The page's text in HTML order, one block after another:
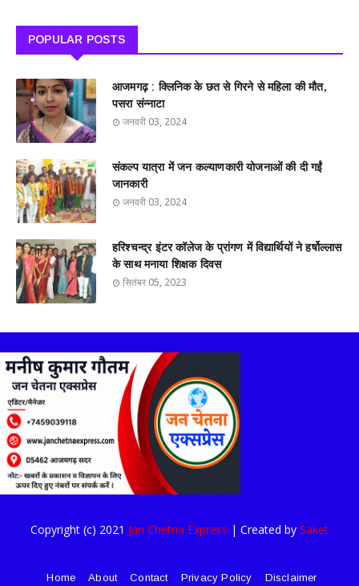
POPULAR POSTS
आजमगढ़ : क्लिनिक के छत से गिरने से महिला की मौत,
पसरा संन्नाटा
जनवरी 03, 2024
संकल्प यात्रा में जन कल्याणकारी योजनाओं की दी गईं
जानकारी
जनवरी 03, 2024
हरिश्चन्द्र इंटर कॉलेज के प्रांगण में विद्यार्थियों ने हर्षोल्लास
के साथ मनाया शिक्षक दिवस
सितंबर 05, 2023
Copyright (c) 2021 Jan Chetna Express | Created by Saket
Home About Contact Privacy Policy Disclaimer